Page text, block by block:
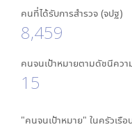
คนที่ได้รับการสำรวจ (จปฐ)
8,459
คนจนเป้าหมายตามดัชนีคว
15
"คนจนเป้าหมาย" ในครัวเรื